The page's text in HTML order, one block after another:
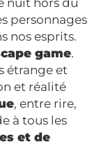
personnages
nos esprits.
game.
étrange et
et réalité
, entre rire,
à tous les
et de